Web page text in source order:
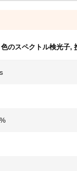
色のスペクトル検光子,